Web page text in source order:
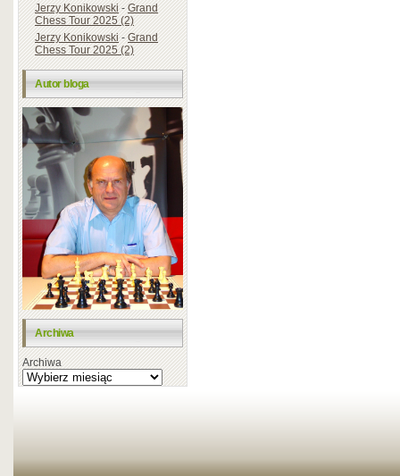
Jerzy Konikowski-Grand
Chess Tour 2025 (2)
Jerzy Konikowski-Grand
Chess Tour 2025 (2)
Autor bloga
Archiwa
Archiwa